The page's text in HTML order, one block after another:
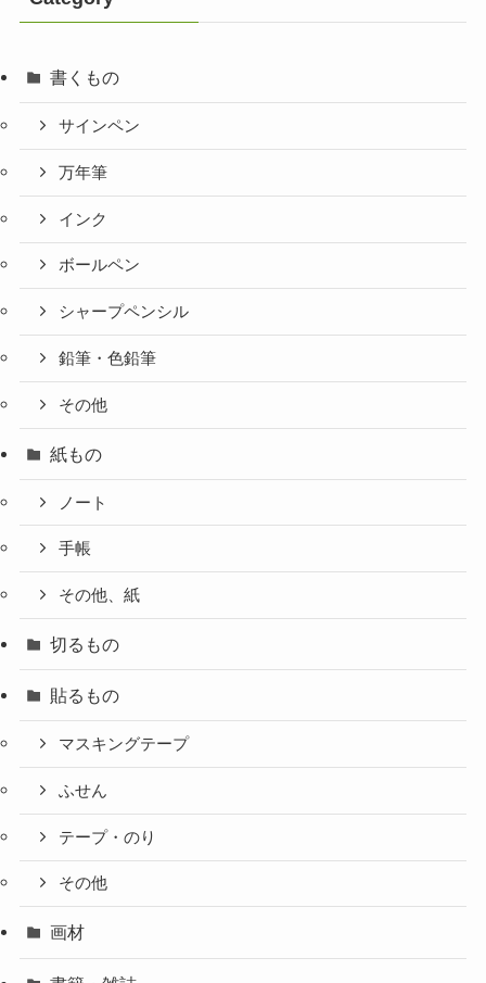
書くもの
サインペン
万年筆
インク
ボールペン
シャープペンシル
鉛筆・色鉛筆
その他
紙もの
ノート
手帳
その他、紙
切るもの
貼るもの
マスキングテープ
ふせん
テープ・のり
その他
画材